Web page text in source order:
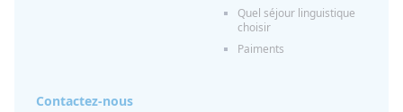
Quel séjour linguistique
choisir
Paiments
Contactez-nous